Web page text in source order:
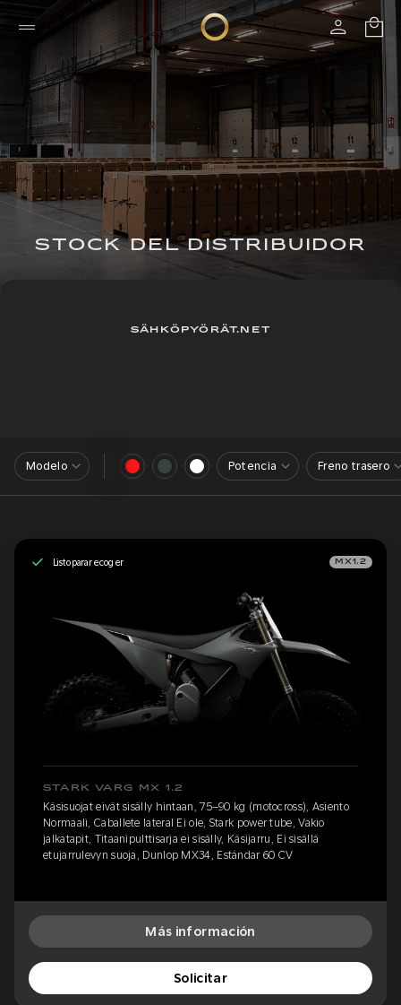
STOCK DEL DISTRIBUIDOR
SÄHKÖPYÖRÄT.NET
Modelo Potencia Freno trasero
Listo para recoger MX1.2
STARK VARG MX 1.2
Käsisuojat eivät sisälly hintaan, 75–90 kg (motocross), Asiento
Normaali, Caballete lateral Ei ole, Stark power tube, Vakio
jalkatapit, Titaanipulttisarja ei sisälly, Käsijarru, Ei sisällä
etujarrulevyn suoja, Dunlop MX34, Estándar 60 CV
Más información
Solicitar